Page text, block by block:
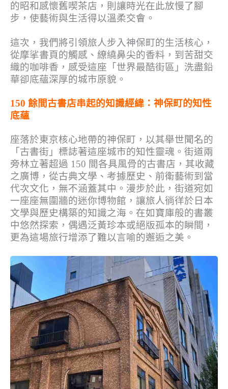
的昭和感懷舊喫茶店，則讓時光在此放慢了腳
步，使藝術與生活得以溫柔交會。
這次，我們將引領旅人步入神保町的生活核心，
從摩挲書頁的觸感、繚繞鼻尖的香料，到苦甜交
織的咖啡香，感受這座「世界最酷街區」洗盡鉛
華卻底蘊深厚的城市原貌。
150 餘間古書店串起的知識經緯：神保町的知性
底蘊
座落於東京核心地帶的神保町，以其舉世聞名的
「古書街」標誌著這座城市的知性靈魂。街道兩
旁林立著超過 150 間各具風骨的古書店，其收藏
之廣博，從古典文學、考據歷史、前衛藝術到當
代次文化，無不涵蓋其中。漫步於此，街道宛如
一座座無圍牆的迷你博物館，讓旅人徜徉於日本
文學與歷史構築的知識之海。在如寶庫般的書叢
中悠然探索，偶遇泛黃珍本或絕版孤本的瞬間，
更為這場旅行增添了難以言喻的邂逅之美。